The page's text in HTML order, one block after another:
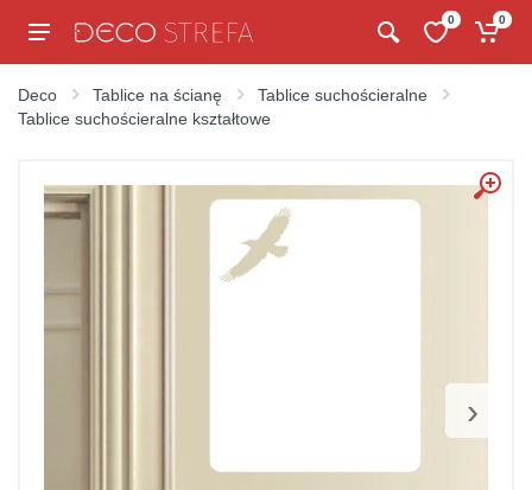
0 0
Deco Tablice na ścianę
Tablice suchościeralne
Tablice suchościeralne kształtowe
›